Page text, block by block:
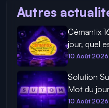
Autres
Cémantix
jour, quel
10 Août 2026
Solution
Mot du
10 Août 2026